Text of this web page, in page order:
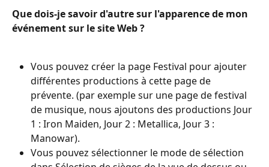
Que dois-je savoir d'autre sur l'apparence de mon
événement sur le site Web ?
Vous pouvez créer la page Festival pour ajouter
différentes productions à cette page de
prévente. (par exemple sur une page de festival
de musique, nous ajoutons des productions Jour
1 : Iron Maiden, Jour 2 : Metallica, Jour 3 :
Manowar).
Vous pouvez sélectionner le mode de sélection